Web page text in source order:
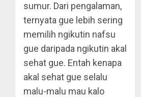
sumur. Dari pengalaman,
ternyata gue lebih sering
memilih ngikutin nafsu
gue daripada ngikutin akal
sehat gue. Entah kenapa
akal sehat gue selalu
malu-malu mau kalo